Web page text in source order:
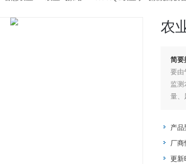
农
简要
要由
监
量、
产品
厂商
更新